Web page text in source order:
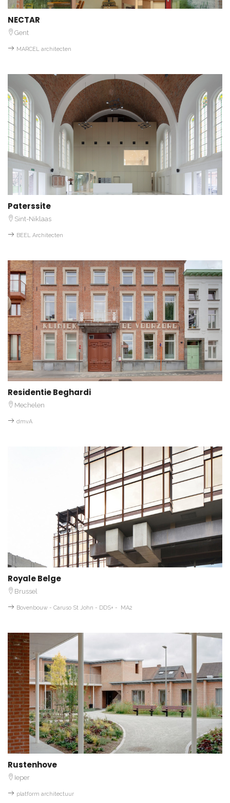
NECTAR
Gent
MARCEL architecten
Paterssite
Sint-Niklaas
BEEL Architecten
Residentie Beghardi
Mechelen
dmvA
Royale Belge
Brussel
Bovenbouw - Caruso St John - DDS+ - MA2
Rustenhove
Ieper
platform architectuur